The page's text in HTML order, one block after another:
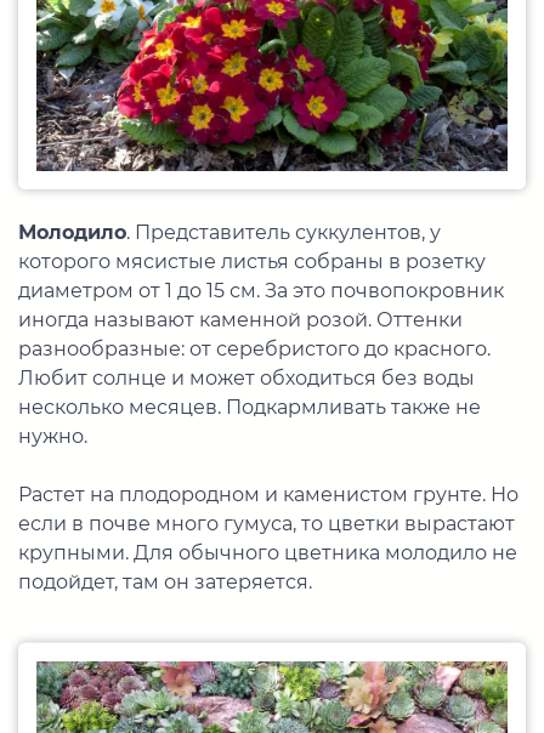
Молодило. Представитель суккулентов, у
которого мясистые листья собраны в розетку
диаметром от 1 до 15 см. За это почвопокровник
иногда называют каменной розой. Оттенки
разнообразные: от серебристого до красного.
Любит солнце и может обходиться без воды
несколько месяцев. Подкармливать также не
нужно.
Растет на плодородном и каменистом грунте. Но
если в почве много гумуса, то цветки вырастают
крупными. Для обычного цветника молодило не
подойдет, там он затеряется.